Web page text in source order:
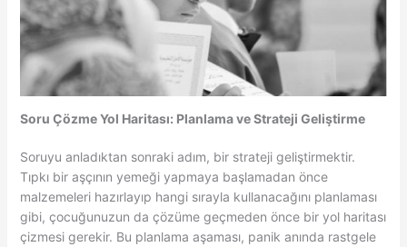
Soru Çözme Yol Haritası: Planlama ve Strateji Geliştirme
Soruyu anladıktan sonraki adım, bir strateji geliştirmektir.
Tıpkı bir aşçının yemeği yapmaya başlamadan önce
malzemeleri hazırlayıp hangi sırayla kullanacağını planlaması
gibi, çocuğunuzun da çözüme geçmeden önce bir yol haritası
çizmesi gerekir. Bu planlama aşaması, panik anında rastgele